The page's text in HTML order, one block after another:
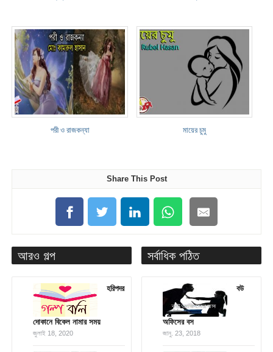
পরী ও রাজকন্যা মায়ের চুমু
Share This Post
আরও গল্প
হরিপদর
দোকানে বিকেল নামার সময়
জুলাই 18, 2020
সর্বাধিক পঠিত
বউ
অফিসের বস
জানু. 23, 2018